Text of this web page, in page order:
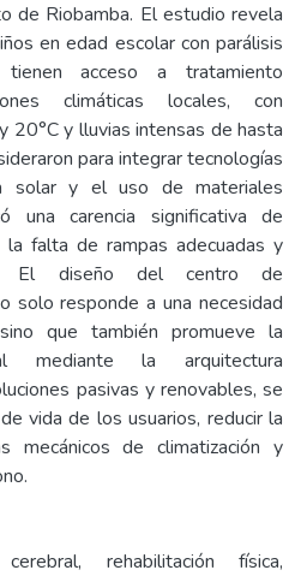
de Riobamba. El estudio revela
en edad escolar con parálisis
acceso a tratamiento
climáticas locales, con
20°C y lluvias intensas de hasta
para integrar tecnologías
solar y el uso de materiales
una carencia significativa de
la falta de rampas adecuadas y
El diseño del centro de
solo responde a una necesidad
que también promueve la
mediante la arquitectura
pasivas y renovables, se
vida de los usuarios, reducir la
mecánicos de climatización y
rehabilitación física,